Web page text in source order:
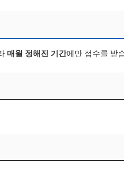
매월 정해진 기간에만 접수를 받